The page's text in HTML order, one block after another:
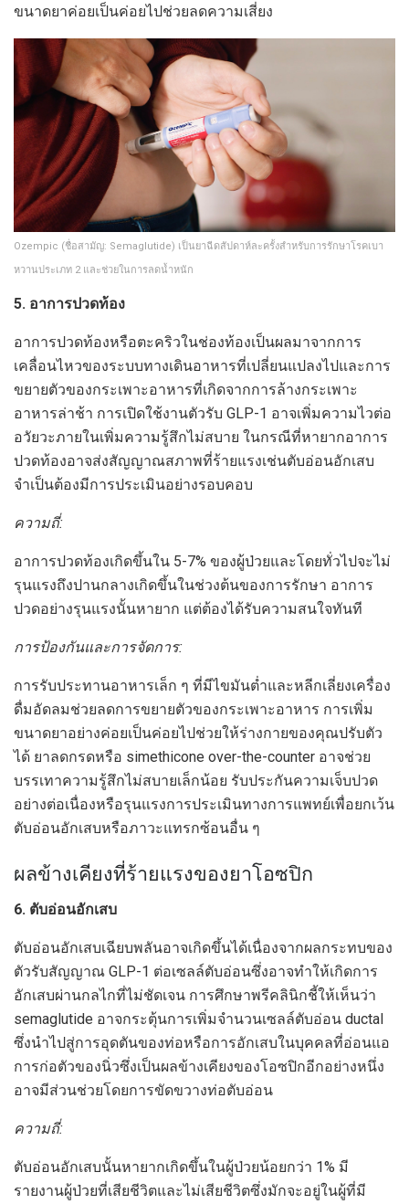
ขนาดยาค่อยเป็นค่อยไปช่วยลดความเสี่ยง
Ozempic (ชื่อสามัญ: Semaglutide) เป็นยาฉีดสัปดาห์ละครั้งสำหรับการรักษาโรคเบา
หวานประเภท 2 และช่วยในการลดน้ำหนัก
5. อาการปวดท้อง
อาการปวดท้องหรือตะคริวในช่องท้องเป็นผลมาจากการ
เคลื่อนไหวของระบบทางเดินอาหารที่เปลี่ยนแปลงไปและการ
ขยายตัวของกระเพาะอาหารที่เกิดจากการล้างกระเพาะ
อาหารล่าช้า การเปิดใช้งานตัวรับ GLP-1 อาจเพิ่มความไวต่อ
อวัยวะภายในเพิ่มความรู้สึกไม่สบาย ในกรณีที่หายากอาการ
ปวดท้องอาจส่งสัญญาณสภาพที่ร้ายแรงเช่นตับอ่อนอักเสบ
จำเป็นต้องมีการประเมินอย่างรอบคอบ
ความถี่:
อาการปวดท้องเกิดขึ้นใน 5-7% ของผู้ป่วยและโดยทั่วไปจะไม่
รุนแรงถึงปานกลางเกิดขึ้นในช่วงต้นของการรักษา อาการ
ปวดอย่างรุนแรงนั้นหายาก แต่ต้องได้รับความสนใจทันที
การป้องกันและการจัดการ:
การรับประทานอาหารเล็ก ๆ ที่มีไขมันต่ำและหลีกเลี่ยงเครื่อง
ดื่มอัดลมช่วยลดการขยายตัวของกระเพาะอาหาร การเพิ่ม
ขนาดยาอย่างค่อยเป็นค่อยไปช่วยให้ร่างกายของคุณปรับตัว
ได้ ยาลดกรดหรือ simethicone over-the-counter อาจช่วย
บรรเทาความรู้สึกไม่สบายเล็กน้อย รับประกันความเจ็บปวด
อย่างต่อเนื่องหรือรุนแรงการประเมินทางการแพทย์เพื่อยกเว้น
ตับอ่อนอักเสบหรือภาวะแทรกซ้อนอื่น ๆ
ผลข้างเคียงที่ร้ายแรงของยาโอซปิก
6. ตับอ่อนอักเสบ
ตับอ่อนอักเสบเฉียบพลันอาจเกิดขึ้นได้เนื่องจากผลกระทบของ
ตัวรับสัญญาณ GLP-1 ต่อเซลล์ตับอ่อนซึ่งอาจทำให้เกิดการ
อักเสบผ่านกลไกที่ไม่ชัดเจน การศึกษาพรีคลินิกชี้ให้เห็นว่า
semaglutide อาจกระตุ้นการเพิ่มจำนวนเซลล์ตับอ่อน ductal
ซึ่งนำไปสู่การอุดตันของท่อหรือการอักเสบในบุคคลที่อ่อนแอ
การก่อตัวของนิ่วซึ่งเป็นผลข้างเคียงของโอซปิกอีกอย่างหนึ่ง
อาจมีส่วนช่วยโดยการขัดขวางท่อตับอ่อน
ความถี่:
ตับอ่อนอักเสบนั้นหายากเกิดขึ้นในผู้ป่วยน้อยกว่า 1% มี
รายงานผู้ป่วยที่เสียชีวิตและไม่เสียชีวิตซึ่งมักจะอยู่ในผู้ที่มี